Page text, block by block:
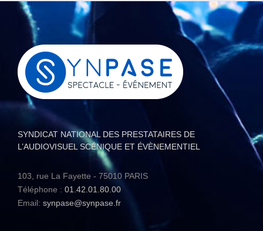
SYNDICAT NATIONAL DES PRESTATAIRES DE
L’AUDIOVISUEL SCÉNIQUE ET ÉVÈNEMENTIEL
103, rue La Fayette - 75010 PARIS
Téléphone : 01.42.01.80.00
Email: synpase@synpase.fr